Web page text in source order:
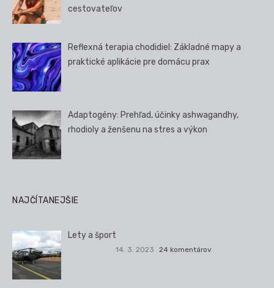
cestovateľov
Reflexná terapia chodidiel: Základné mapy a
praktické aplikácie pre domácu prax
Adaptogény: Prehľad, účinky ashwagandhy,
rhodioly a ženšenu na stres a výkon
NAJČÍTANEJŠIE
Lety a šport
14. 3. 2023 24 komentárov